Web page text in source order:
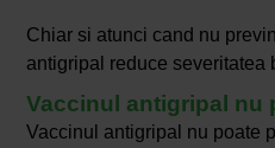
Chiar si atunci cand nu
antigripal reduce severitatea
Vaccinul antigripal nu
Vaccinul antigripal nu poate